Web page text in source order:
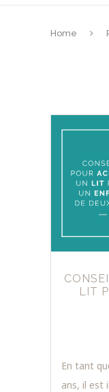
Home
LIT
En tant
ans, il est